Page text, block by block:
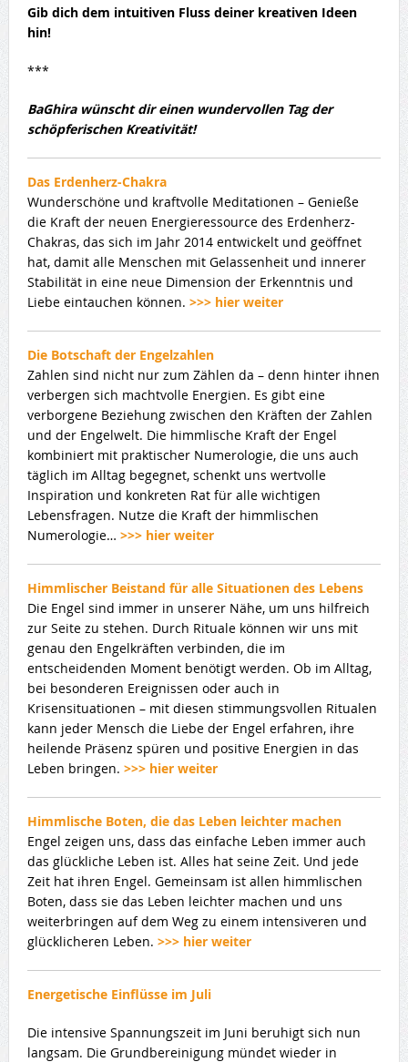
Gib dich dem intuitiven Fluss deiner kreativen Ideen
hin!
***
BaGhira wünscht dir einen wundervollen Tag der
schöpferischen Kreativität!
Das Erdenherz-Chakra
Wunderschöne und kraftvolle Meditationen – Genieße
die Kraft der neuen Energieressource des Erdenherz-
Chakras, das sich im Jahr 2014 entwickelt und geöffnet
hat, damit alle Menschen mit Gelassenheit und innerer
Stabilität in eine neue Dimension der Erkenntnis und
Liebe eintauchen können. >>> hier weiter
Die Botschaft der Engelzahlen
Zahlen sind nicht nur zum Zählen da – denn hinter ihnen
verbergen sich machtvolle Energien. Es gibt eine
verborgene Beziehung zwischen den Kräften der Zahlen
und der Engelwelt. Die himmlische Kraft der Engel
kombiniert mit praktischer Numerologie, die uns auch
täglich im Alltag begegnet, schenkt uns wertvolle
Inspiration und konkreten Rat für alle wichtigen
Lebensfragen. Nutze die Kraft der himmlischen
Numerologie… >>> hier weiter
Himmlischer Beistand für alle Situationen des Lebens
Die Engel sind immer in unserer Nähe, um uns hilfreich
zur Seite zu stehen. Durch Rituale können wir uns mit
genau den Engelkräften verbinden, die im
entscheidenden Moment benötigt werden. Ob im Alltag,
bei besonderen Ereignissen oder auch in
Krisensituationen – mit diesen stimmungsvollen Ritualen
kann jeder Mensch die Liebe der Engel erfahren, ihre
heilende Präsenz spüren und positive Energien in das
Leben bringen. >>> hier weiter
Himmlische Boten, die das Leben leichter machen
Engel zeigen uns, dass das einfache Leben immer auch
das glückliche Leben ist. Alles hat seine Zeit. Und jede
Zeit hat ihren Engel. Gemeinsam ist allen himmlischen
Boten, dass sie das Leben leichter machen und uns
weiterbringen auf dem Weg zu einem intensiveren und
glücklicheren Leben. >>> hier weiter
Energetische Einflüsse im Juli
Die intensive Spannungszeit im Juni beruhigt sich nun
langsam. Die Grundbereinigung mündet wieder in